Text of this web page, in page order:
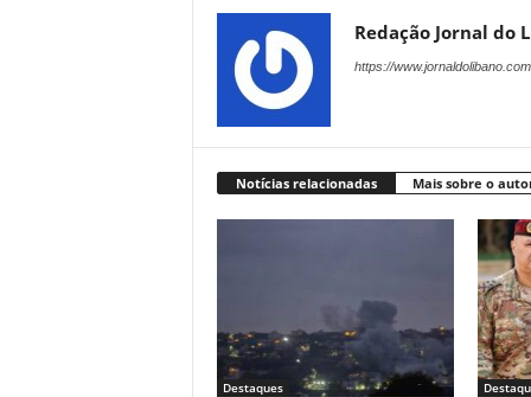
Redação Jornal do
https://
Notícias relacionadas Mais sobre o
Destaques